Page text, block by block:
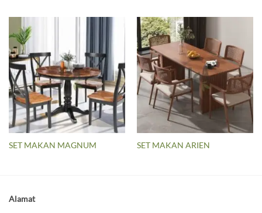
SET MAKAN MAGNUM SET MAKAN ARIEN
Alamat